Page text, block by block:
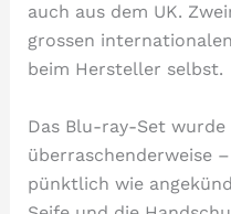
auch aus dem UK.
grossen
beim Hersteller selbst.
Das Blu-ray-Set wurde
überraschenderweise
pünktlich wie